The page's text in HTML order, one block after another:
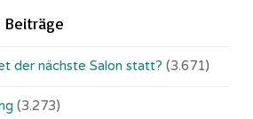
Beiträge
der nächste Salon statt? (3.671)
(3.273)